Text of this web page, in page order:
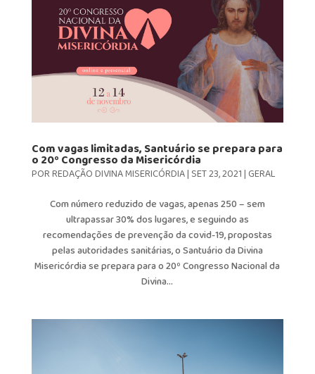
Com vagas limitadas, Santuário se prepara para
o 20º Congresso da Misericórdia
PORREDAÇÃO DIVINA MISERICÓRDIA| SET 23, 2021| GERAL
Com número reduzido de vagas, apenas 250 – sem
ultrapassar 30% dos lugares, e seguindo as
recomendações de prevenção da covid-19, propostas
pelas autoridades sanitárias, o Santuário da Divina
Misericórdia se prepara para o 20º Congresso Nacional da
Divina...